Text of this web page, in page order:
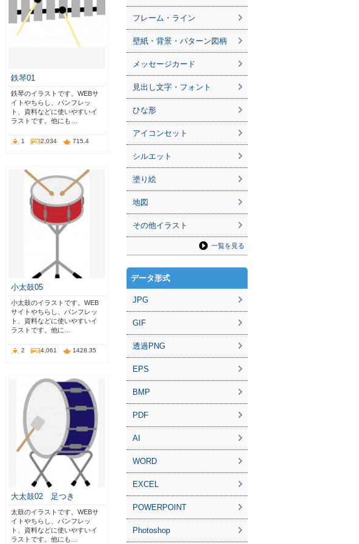
鉄琴01
鉄琴のイラストです。WEBサ
イトやちらし、パンフレッ
ト、資料などに使いやすいイ
ラストです。他にも…
1 2,034 715.4
小太鼓05
小太鼓のイラストです。WEB
サイトやちらし、パンフレッ
ト、資料などに使いやすいイ
ラストです。他に…
2 4,061 1428.35
大太鼓02 足つき
太鼓のイラストです。WEBサ
イトやちらし、パンフレッ
ト、資料などに使いやすいイ
ラストです。他にも…
フレーム・ライン
壁紙・背景・パターン図柄
メッセージカード
見出し文字・フォント
ひな形
アイコンセット
シルエット
塗り絵
地図
その他イラスト
一覧を見る
データ形式
JPG
GIF
透過PNG
EPS
BMP
PDF
AI
WORD
EXCEL
POWERPOINT
Photoshop